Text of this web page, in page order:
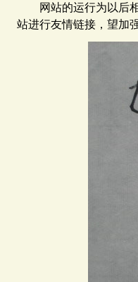
网站的运行为以后
站进行友情链接，望加